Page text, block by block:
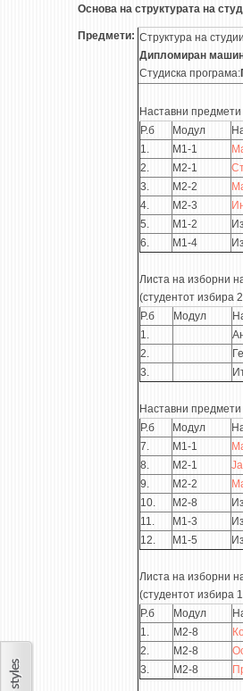
Основа на структурата на
Предмети: Структура на
Дипломиран
Студиска програма:
Наставни
Р.б
Модул
1.
М1-1
2.
М2-1
3.
М2-2
4.
М2-3
5.
М1-2
6.
М1-4
Листа на изборни
(студентот избира
Р.б
Модул
1.
2.
3.
Наставни
Р.б
Модул
7.
М1-1
8.
М2-1
9.
М2-2
10.
М2-8
11.
М1-3
12.
М1-5
Листа на изборни
(студентот избира
Р.б
Модул
1.
М2-8
2.
М2-8
3.
М2-8